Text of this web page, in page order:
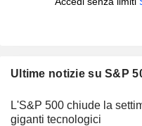
Ultime notizie su S&P
L'S&P 500 chiude la
giganti tecnologici